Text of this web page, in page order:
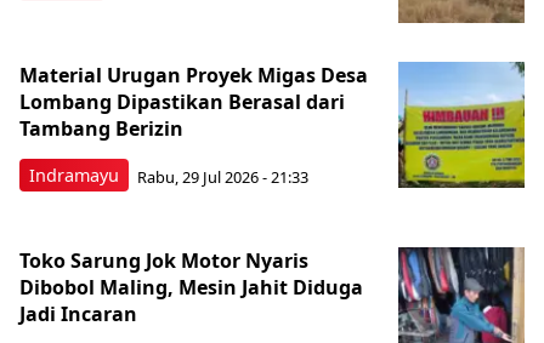
Indramayu
Material Urugan Proyek Migas Desa
Lombang Dipastikan Berasal dari
Tambang Berizin
Rabu, 29 Jul 2026 - 21:33
Toko Sarung Jok Motor Nyaris
Dibobol Maling, Mesin Jahit Diduga
Jadi Incaran